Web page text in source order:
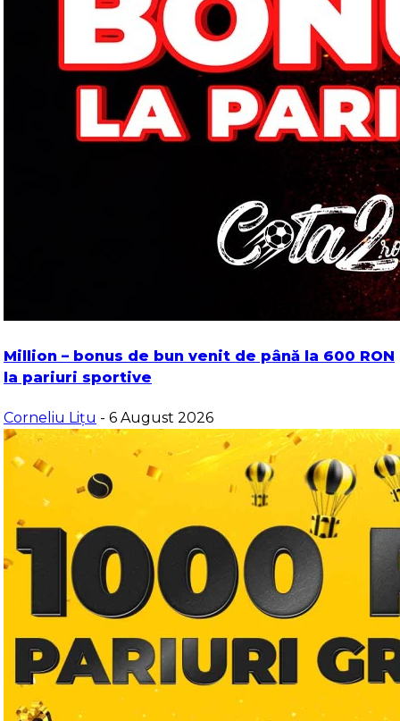
Million – bonus de bun venit de până la 600 RON
la pariuri sportive
Corneliu Lițu - 6 August 2026